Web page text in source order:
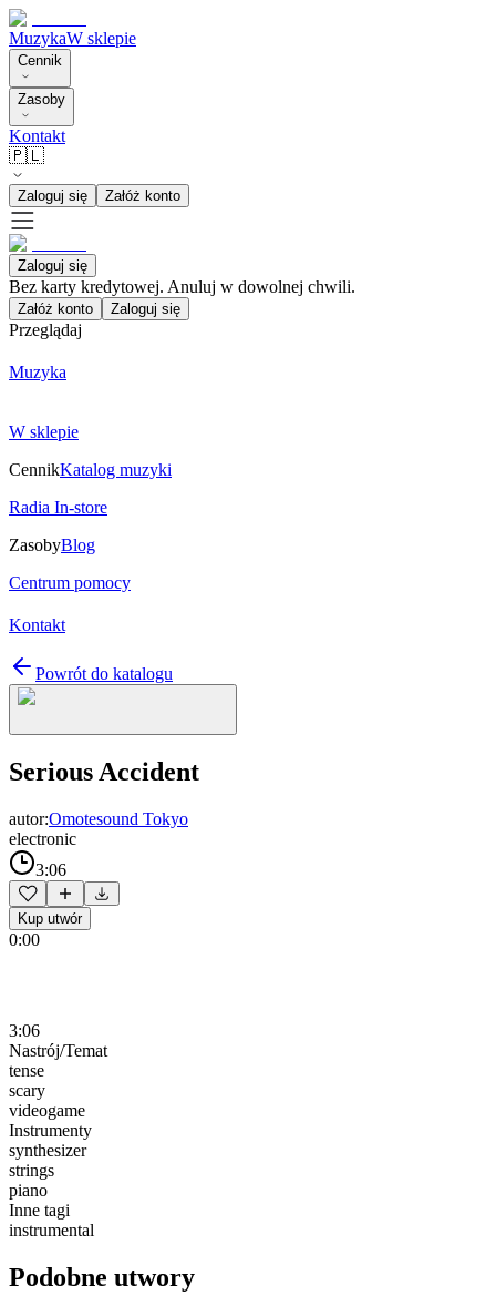
MuzykaW sklepie
Cennik
Zasoby
Kontakt
🇵🇱
Zaloguj się Załóż konto
Zaloguj się
Bez karty kredytowej. Anuluj w dowolnej chwili.
Załóż konto Zaloguj się
Przeglądaj
Muzyka
W sklepie
CennikKatalog muzyki
Radia In-store
ZasobyBlog
Centrum pomocy
Kontakt
Powrót do katalogu
Serious Accident
autor:Omotesound Tokyo
electronic
3:06
Kup utwór
0:00
3:06
Nastrój/Temat
tense
scary
videogame
Instrumenty
synthesizer
strings
piano
Inne tagi
instrumental
Podobne utwory